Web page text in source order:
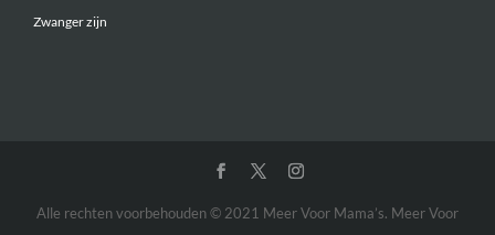
Zwanger zijn
Alle rechten voorbehouden © 2021 Meer Voor Mama’s. Meer Voor